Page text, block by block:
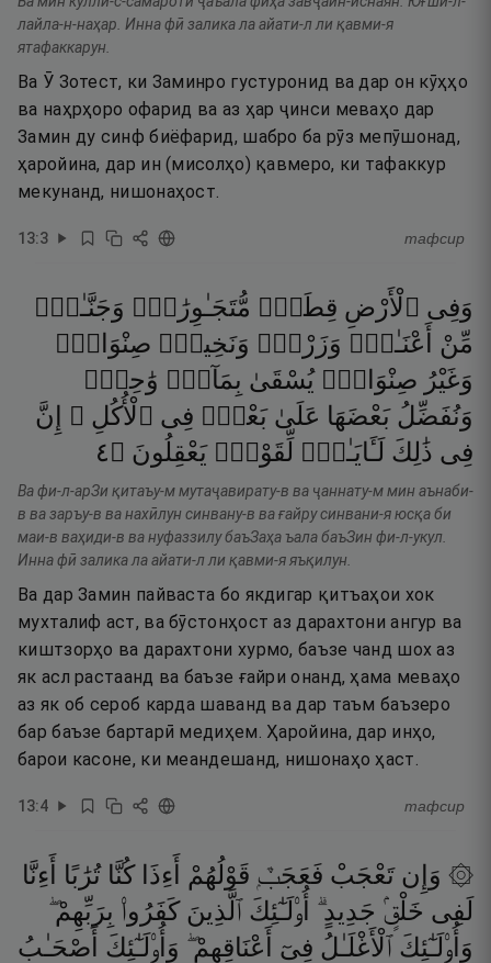
лайла-н-наҳар. Инна фӣ залика ла айати-л ли қавми-я
ятафаккарун.
Ва Ӯ Зотест, ки Заминро густуронид ва дар он кӯҳҳо
ва наҳрҳоро офарид ва аз ҳар ҷинси меваҳо дар
Замин ду синф биёфарид, шабро ба рӯз мепӯшонад,
ҳаройина, дар ин (мисолҳо) қавмеро, ки тафаккур
мекунанд, нишонаҳост.
13:3 тафсир
وَفِى ٱلْأَرْضِ قِطَعٌۭ مُّتَجَـٰوِرَٰتٌۭ وَجَنَّـٰتٌۭ
مِّنْ
أَعْنَـٰبٍۢ وَزَرْعٌۭ وَنَخِيلٌۭ صِنْوَانٌۭ
وَغَيْرُ صِنْوَانٍۢ يُسْقَىٰ بِمَآءٍۢ وَٰحِدٍۢ
وَنُفَضِّلُ بَعْضَهَا عَلَىٰ بَعْضٍۢ فِى ٱلْأُكُلِ ۚ
إِنَّ
فِى ذَٰلِكَ لَـَٔايَـٰتٍۢ لِّقَوْمٍۢ يَعْقِلُونَ ۝٤
Ва фи-л-арЗи қитаъу-м мутаҷавирату-в ва ҷаннату-м мин аънаби-
в ва заръу-в ва нахӣлун синвану-в ва ғайру синвани-я юсқа би
маи-в ваҳиди-в ва нуфаззилу баъЗаҳа ъала баъЗин фи-л-укул.
Инна фӣ залика ла айати-л ли қавми-я яъқилун.
Ва дар Замин пайваста бо якдигар қитъаҳои хок
мухталиф аст, ва бӯстонҳост аз дарахтони ангур ва
киштзорҳо ва дарахтони хурмо, баъзе чанд шох аз
як асл растаанд ва баъзе ғайри онанд, ҳама меваҳо
аз як об сероб карда шаванд ва дар таъм баъзеро
бар баъзе бартарӣ медиҳем. Ҳаройина, дар инҳо,
барои касоне, ки меандешанд, нишонаҳо ҳаст.
13:4 тафсир
۞ وَإِن تَعْجَبْ فَعَجَبٌۭ قَوْلُهُمْ أَءِذَا كُنَّا تُرَٰبًا
أَءِنَّا
لَفِى خَلْقٍۢ جَدِيدٍ ۗ أُو۟لَـٰٓئِكَ ٱلَّذِينَ كَفَرُوا۟ بِرَبِّهِمْ ۖ
وَأُو۟لَـٰٓئِكَ ٱلْأَغْلَـٰلُ فِىٓ أَعْنَاقِهِمْ ۖ وَأُو۟لَـٰٓئِكَ أَصْحَـٰبُ